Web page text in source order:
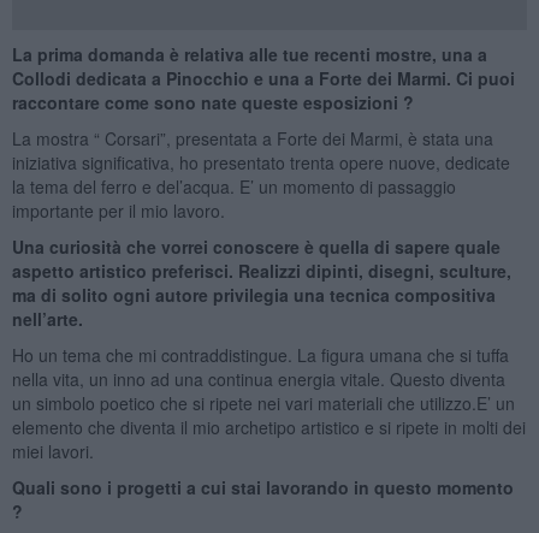
La prima domanda è relativa alle tue recenti mostre, una a
Collodi dedicata a Pinocchio e una a Forte dei Marmi. Ci puoi
raccontare come sono nate queste esposizioni ?
La mostra “ Corsari”, presentata a Forte dei Marmi, è stata una
iniziativa significativa, ho presentato trenta opere nuove, dedicate
la tema del ferro e del’acqua. E’ un momento di passaggio
importante per il mio lavoro.
Una curiosità che vorrei conoscere è quella di sapere quale
aspetto artistico preferisci. Realizzi dipinti, disegni, sculture,
ma di solito ogni autore privilegia una tecnica compositiva
nell’arte.
Ho un tema che mi contraddistingue. La figura umana che si tuffa
nella vita, un inno ad una continua energia vitale. Questo diventa
un simbolo poetico che si ripete nei vari materiali che utilizzo.E’ un
elemento che diventa il mio archetipo artistico e si ripete in molti dei
miei lavori.
Quali sono i progetti a cui stai lavorando in questo momento
?